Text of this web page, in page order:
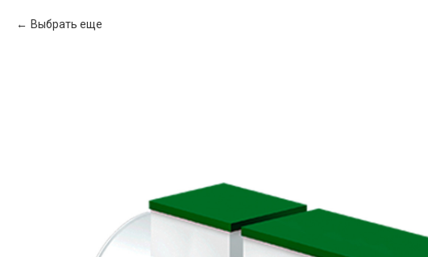
Выбрать еще